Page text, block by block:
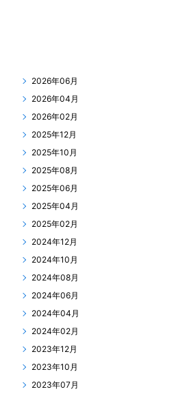
2026年06月
2026年04月
2026年02月
2025年12月
2025年10月
2025年08月
2025年06月
2025年04月
2025年02月
2024年12月
2024年10月
2024年08月
2024年06月
2024年04月
2024年02月
2023年12月
2023年10月
2023年07月